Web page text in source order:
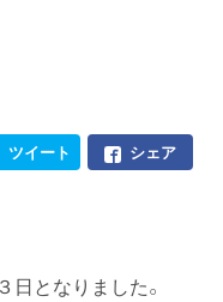
シェア
ツイート
日となりました。